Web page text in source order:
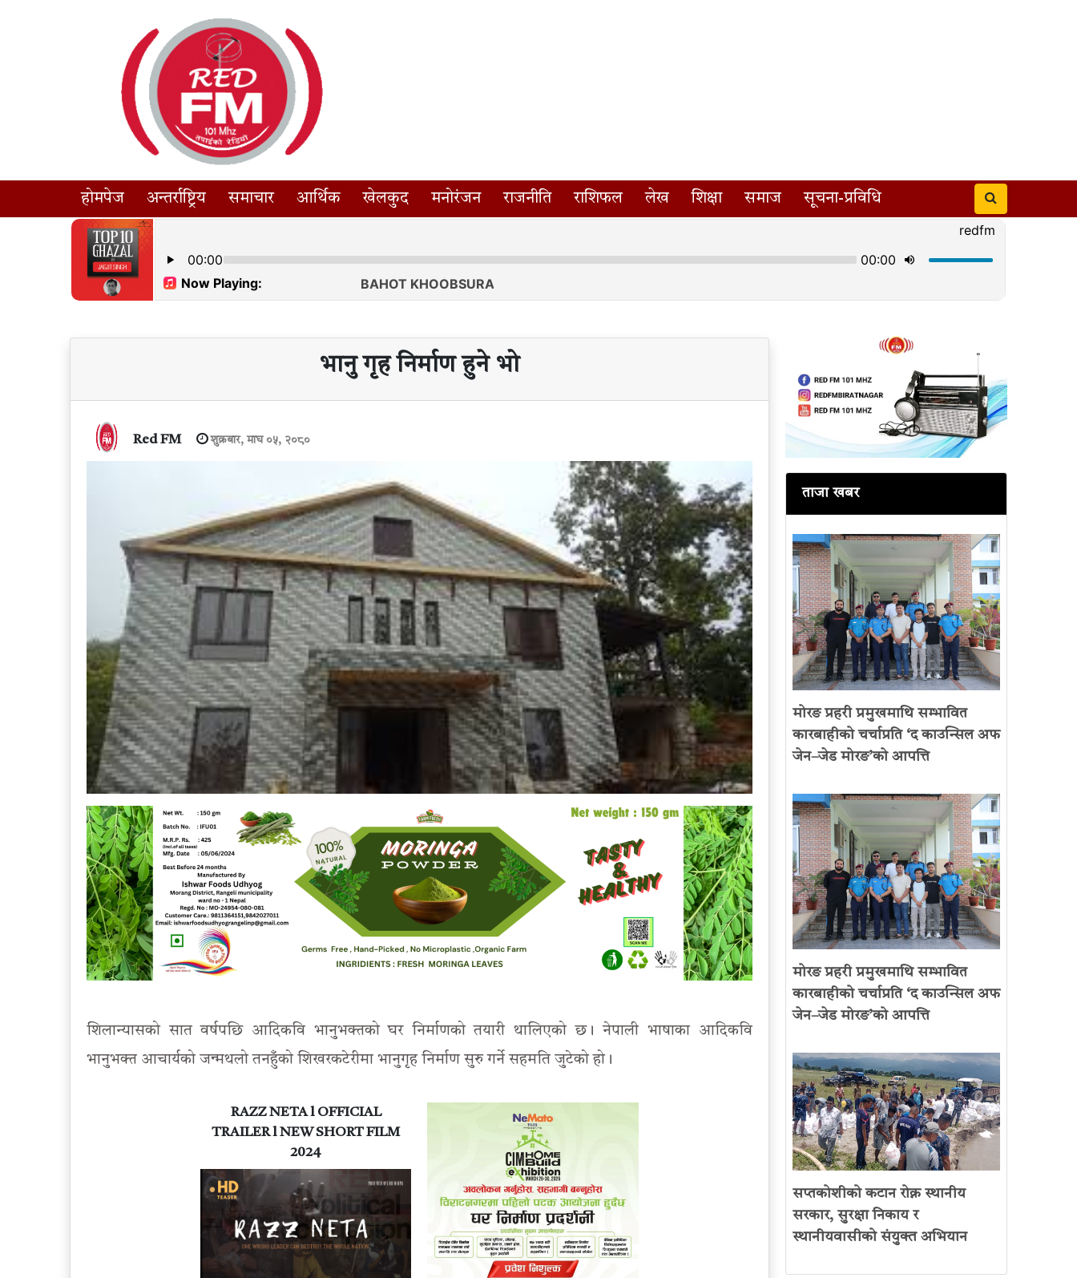
होमपेज अन्तर्राष्ट्रिय समाचार आर्थिक खेलकुद मनोरंजन राजनीति राशिफल लेख शिक्षा समाज सूचना-प्रविधि
भानु गृह निर्माण हुने भाे
Red FM शुक्रबार, माघ ०५, २०८०
शिलान्यासको सात वर्षपछि आदिकवि भानुभक्तको घर निर्माणको तयारी थालिएको छ। नेपाली भाषाका आदिकवि
भानुभक्त आचार्यको जन्मथलो तनहुँको शिखरकटेरीमा भानुगृह निर्माण सुरु गर्ने सहमति जुटेको हो।
RAZZ NETA l OFFICIAL
TRAILER l NEW SHORT FILM
2024
ताजा खबर
मोरङ प्रहरी प्रमुखमाथि सम्भावित
कारबाहीको चर्चाप्रति ‘द काउन्सिल अफ
जेन–जेड मोरङ’को आपत्ति
मोरङ प्रहरी प्रमुखमाथि सम्भावित
कारबाहीको चर्चाप्रति ‘द काउन्सिल अफ
जेन–जेड मोरङ’को आपत्ति
सप्तकोशीको कटान रोक्न स्थानीय
सरकार, सुरक्षा निकाय र
स्थानीयवासीको संयुक्त अभियान